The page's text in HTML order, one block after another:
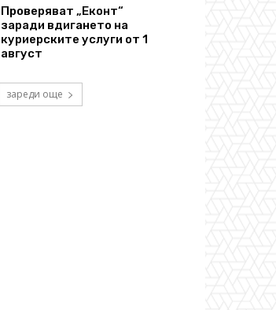
Проверяват „Еконт“
заради вдигането на
куриерските услуги от 1
август
зареди още